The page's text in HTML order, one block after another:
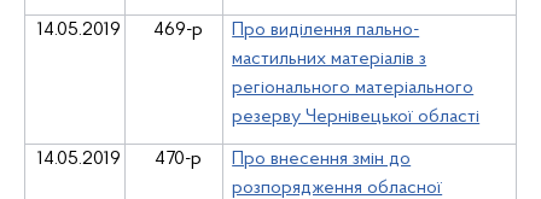
14.05.2019 469-р
Про виділення пально-
мастильних матеріалів з
регіонального матеріального
резерву Чернівецької області
14.05.2019 470-р
Про внесення змін до
розпорядження обласної